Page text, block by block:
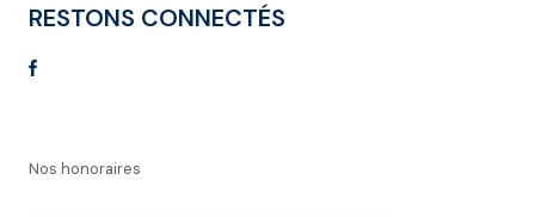
RESTONS CONNECTÉS
Nos honoraires